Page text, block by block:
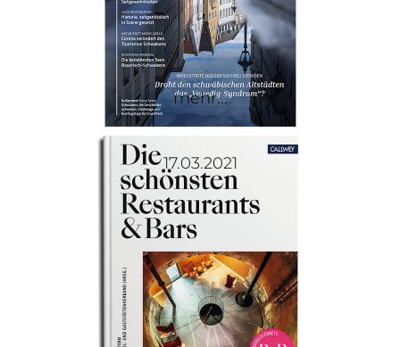
mehr...
17.03.2021